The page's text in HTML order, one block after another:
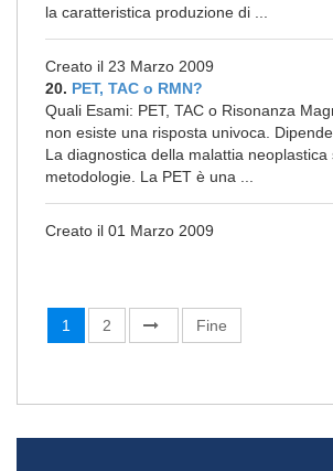
la caratteristica produzione di ...
Creato il 23 Marzo 2009
20. PET, TAC o RMN?
Quali Esami: PET, TAC o Risonanza
non esiste una risposta univoca.
La diagnostica della malattia neoplastica
metodologie. La PET è una ...
Creato il 01 Marzo 2009
1 2 Fine